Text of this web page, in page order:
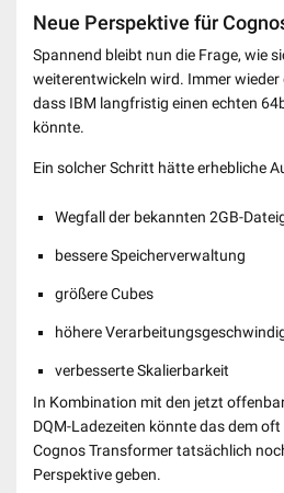
Neue Perspektive für
Spannend bleibt nun die Frage, wie
weiterentwickeln wird. Immer wieder
dass IBM langfristig einen echten
könnte.
Ein solcher Schritt hätte erhebliche
Wegfall der bekannten 2GB-
bessere Speicherverwaltung
größere Cubes
höhere
verbesserte Skalierbarkeit
In Kombination mit den jetzt
DQM-Ladezeiten könnte das dem
Cognos Transformer tatsächlich
Perspektive geben.